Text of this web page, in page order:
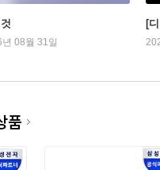
08월 31일
[
품